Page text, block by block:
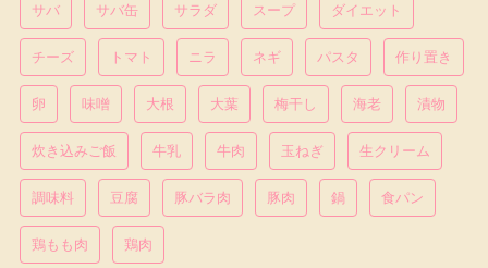
サバ サバ缶 サラダ スープ ダイエット
チーズ トマト ニラ ネギ パスタ 作り置き
卵 味噌 大根 大葉 梅干し 海老 漬物
炊き込みご飯 牛乳 牛肉 玉ねぎ 生クリーム
調味料 豆腐 豚バラ肉 豚肉 鍋 食パン
鶏もも肉 鶏肉